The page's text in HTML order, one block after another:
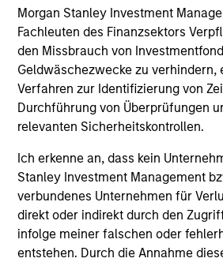
Morgan Stanley Investment
Fachleuten des Finanzsektors
den Missbrauch von
Geldwäschezwecke zu verhindern,
Verfahren zur Identifizierung von
Durchführung von Überprüfungen
relevanten Sicherheitskontrollen.
Ich erkenne an, dass kein
Stanley Investment Management
verbundenes Unternehmen für
direkt oder indirekt durch den
infolge meiner falschen oder
entstehen. Durch die Annahme
We review the wisdom of crowds
prediction markets, sports
parimutuel betting markets, and
For each, we describe the
examine its accuracy, see how it
information, check for diversity
consider the role of incentives.
positive expected returns.
markets work is useful for
opportunities for excess returns.